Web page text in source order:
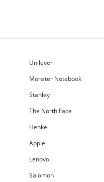
Unilever
Monster Notebook
Stanley
The North Face
Henkel
Apple
Lenovo
Salomon